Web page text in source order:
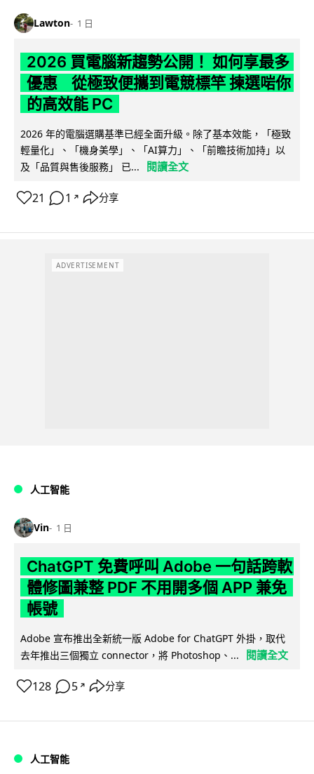
Lawton 1 日
2026 買電腦新趨勢公開！ 如何享最多
優惠 從極致便攜到電競標竿 揀選啱你
的高效能 PC
2026 年的電腦選購基準已經全面升級。除了基本效能，「極致
輕量化」、「機身美學」、「AI算力」、「前瞻技術加持」以
及「品質與售後服務」 已...
閱讀全文
21 1 ↗ 分享
ADVERTISEMENT
人工智能
Vin 1 日
ChatGPT 免費呼叫 Adobe 一句話跨軟
體修圖兼整 PDF 不用開多個 APP 兼免
帳號
Adobe 宣布推出全新統一版 Adobe for ChatGPT 外掛，取代
去年推出三個獨立 connector，將 Photoshop、...
閱讀全文
128 5 ↗ 分享
人工智能